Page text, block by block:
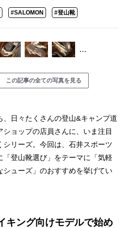
#SALOMON #登山靴
…
この記事の全ての写真を見る
日々たくさんの登山&キャンプ道
ョップの店員さんに、いま注目
リーズ。今回は、石井スポーツ
登山靴選び」をテーマに「気軽
シューズ」のおすすめを挙げてい
キング向けモデルで始め